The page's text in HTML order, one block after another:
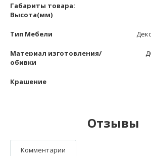
Габариты товара:
Высота(мм)
Тип Мебели
Материал изготовления/
обивки
Крашение
Отзывы
Комментарии